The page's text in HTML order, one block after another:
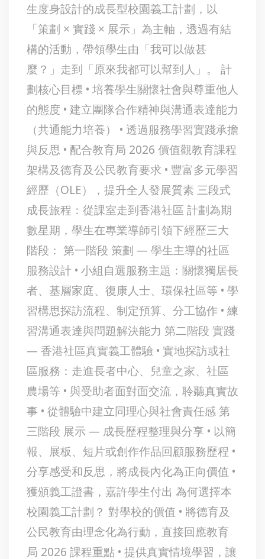
生度身設計的成長型校園義工計劃，以
「策劃 × 實踐 × 展示」為主軸，透過有結
構的活動，帶領學生由「我可以做甚
麼？」走到「原來我都可以幫到人」。 計
劃核心目標 • 培養學生關懷社會與尊重他人
的態度 • 建立團隊合作精神與溝通表達能力
（共通能力培養） • 透過服務學習實踐承擔
與反思 • 配合教育局 2026 價值觀教育課程
架構及德育及公民教育要求 • 豐富多元學習
經歷（OLE），提升全人發展質素 三段式
成長旅程：從課室走到香港社區 計劃為期
數星期，學生在專業導師引領下經歷三大
階段： 第一階段 策劃 — 學生主導的社區
服務設計 • 小組自選服務主題：關懷獨居長
者、基層家庭、復康人士、環保社區等 • 學
習構思探訪流程、制定預算、分工協作 • 練
習溝通表達與問題解決能力 第二階段 實踐
— 香港社區真實義工體驗 • 實地探訪或社
區服務：走進長者中心、兒童之家、社區
農場等 • 與受助者面對面交流，聆聽真實故
事 • 從體驗中建立同理心與社會責任感 第
三階段 展示 — 成長歷程整理與分享 • 以簡
報、展板、短片或創作作品回顧服務歷程 •
分享感受和反思，將成長內化為正向價值 •
獲頒義工證書，嘉許學生付出 為何選擇本
校園義工計劃？ 對學校的價值 • 將德育及
公民教育由理念化為行動，直接回應教育
局 2026 課程重點 • 提供真實情境學習，讓